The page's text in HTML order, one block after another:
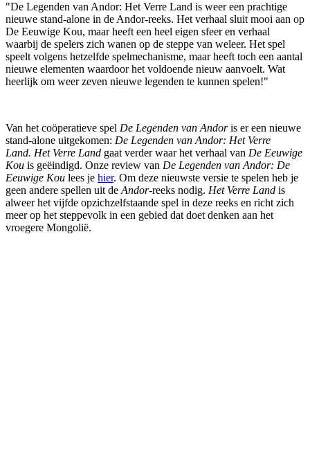
"De Legenden van Andor: Het Verre Land is weer een prachtige
nieuwe stand-alone in de Andor-reeks. Het verhaal sluit mooi aan op
De Eeuwige Kou, maar heeft een heel eigen sfeer en verhaal
waarbij de spelers zich wanen op de steppe van weleer. Het spel
speelt volgens hetzelfde spelmechanisme, maar heeft toch een aantal
nieuwe elementen waardoor het voldoende nieuw aanvoelt. Wat
heerlijk om weer zeven nieuwe legenden te kunnen spelen!"
Van het coöperatieve spel De Legenden van Andoris er een nieuwe
stand-alone uitgekomen: De Legenden van Andor: Het Verre
Land. Het Verre Land gaat verder waar het verhaal van De Eeuwige
Kou is geëindigd. Onze review van De Legenden van Andor: De
Eeuwige Kou lees je hier. Om deze nieuwste versie te spelen heb je
geen andere spellen uit deAndor-reeks nodig. Het Verre Land is
alweer het vijfde opzichzelfstaande spel in deze reeks en richt zich
meer op het steppevolk in een gebied dat doet denken aan het
vroegere Mongolië.